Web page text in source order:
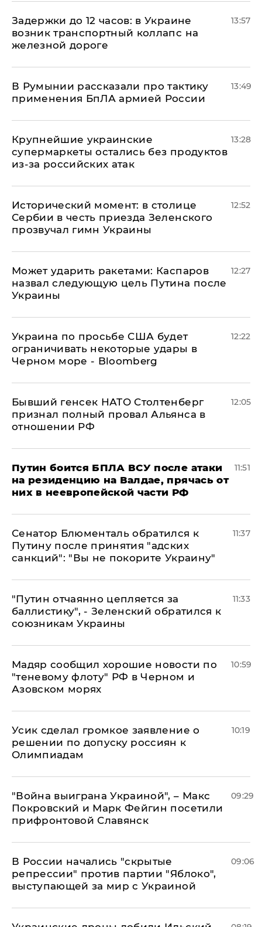
Задержки до 12 часов: в Украине
возник транспортный коллапс на
железной дороге
13:57
В Румынии рассказали про тактику
применения БпЛА армией России
13:49
Крупнейшие украинские
супермаркеты остались без продуктов
из-за российских атак
13:28
Исторический момент: в столице
Сербии в честь приезда Зеленского
прозвучал гимн Украины
12:52
Может ударить ракетами: Каспаров
назвал следующую цель Путина после
Украины
12:27
Украина по просьбе США будет
ограничивать некоторые удары в
Черном море - Bloomberg
12:22
Бывший генсек НАТО Столтенберг
признал полный провал Альянса в
отношении РФ
12:05
Путин боится БПЛА ВСУ после атаки
на резиденцию на Валдае, прячась от
них в неевропейской части РФ
11:51
Сенатор Блюменталь обратился к
Путину после принятия "адских
санкций": "Вы не покорите Украину"
11:37
"Путин отчаянно цепляется за
баллистику", - Зеленский обратился к
союзникам Украины
11:33
Мадяр сообщил хорошие новости по
"теневому флоту" РФ в Черном и
Азовском морях
10:59
Усик сделал громкое заявление о
решении по допуску россиян к
Олимпиадам
10:19
"Война выиграна Украиной", – Макс
Покровский и Марк Фейгин посетили
прифронтовой Славянск
09:29
В России начались "скрытые
репрессии" против партии "Яблоко",
выступающей за мир с Украиной
09:06